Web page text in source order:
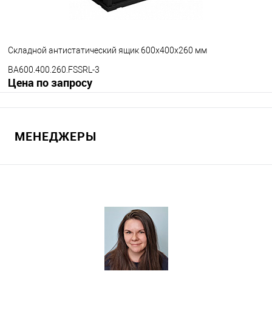
Складной антистатический ящик 600х400х260 мм
BA600.400.260.FSSRL-3
Цена по запросу
МЕНЕДЖЕРЫ